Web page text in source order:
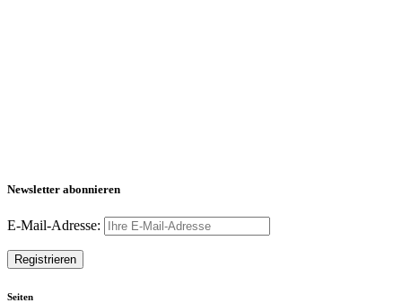
Newsletter abonnieren
E-Mail-Adresse:
Seiten